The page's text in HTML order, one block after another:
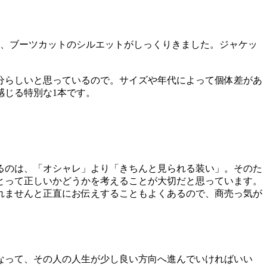
ブーツカットのシルエットがしっくりきました。ジャケッ
しいと思っているので。サイズや年代によって個体差があ
る特別な1本です。
は、「オシャレ」より「きちんと見られる装い」。そのた
て正しいかどうかを考えることが大切だと思っています。
せんと正直にお伝えすることもよくあるので、商売っ気が
て、その人の人生が少し良い方向へ進んでいければいい